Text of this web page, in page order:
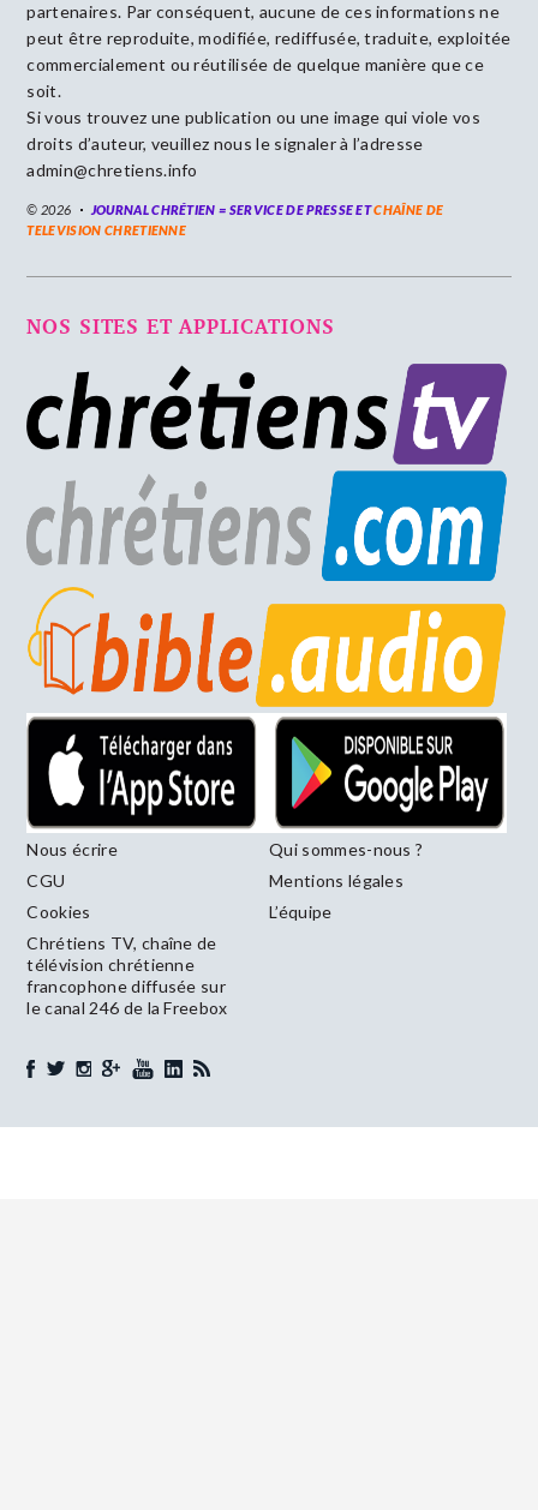
partenaires. Par conséquent, aucune de ces informations ne
peut être reproduite, modifiée, rediffusée, traduite, exploitée
commercialement ou réutilisée de quelque manière que ce
soit.
Si vous trouvez une publication ou une image qui viole vos
droits d’auteur, veuillez nous le signaler à l’adresse
admin@chretiens.info
© 2026 JOURNAL CHRÉTIEN = SERVICE DE PRESSE ETCHAÎNE DE
TELEVISION CHRETIENNE
NOS SITES ET APPLICATIONS
Nous écrire
Qui sommes-nous ?
CGU
Mentions légales
Cookies
L’équipe
Chrétiens TV, chaîne de
télévision chrétienne
francophone diffusée sur
le canal 246 de la Freebox